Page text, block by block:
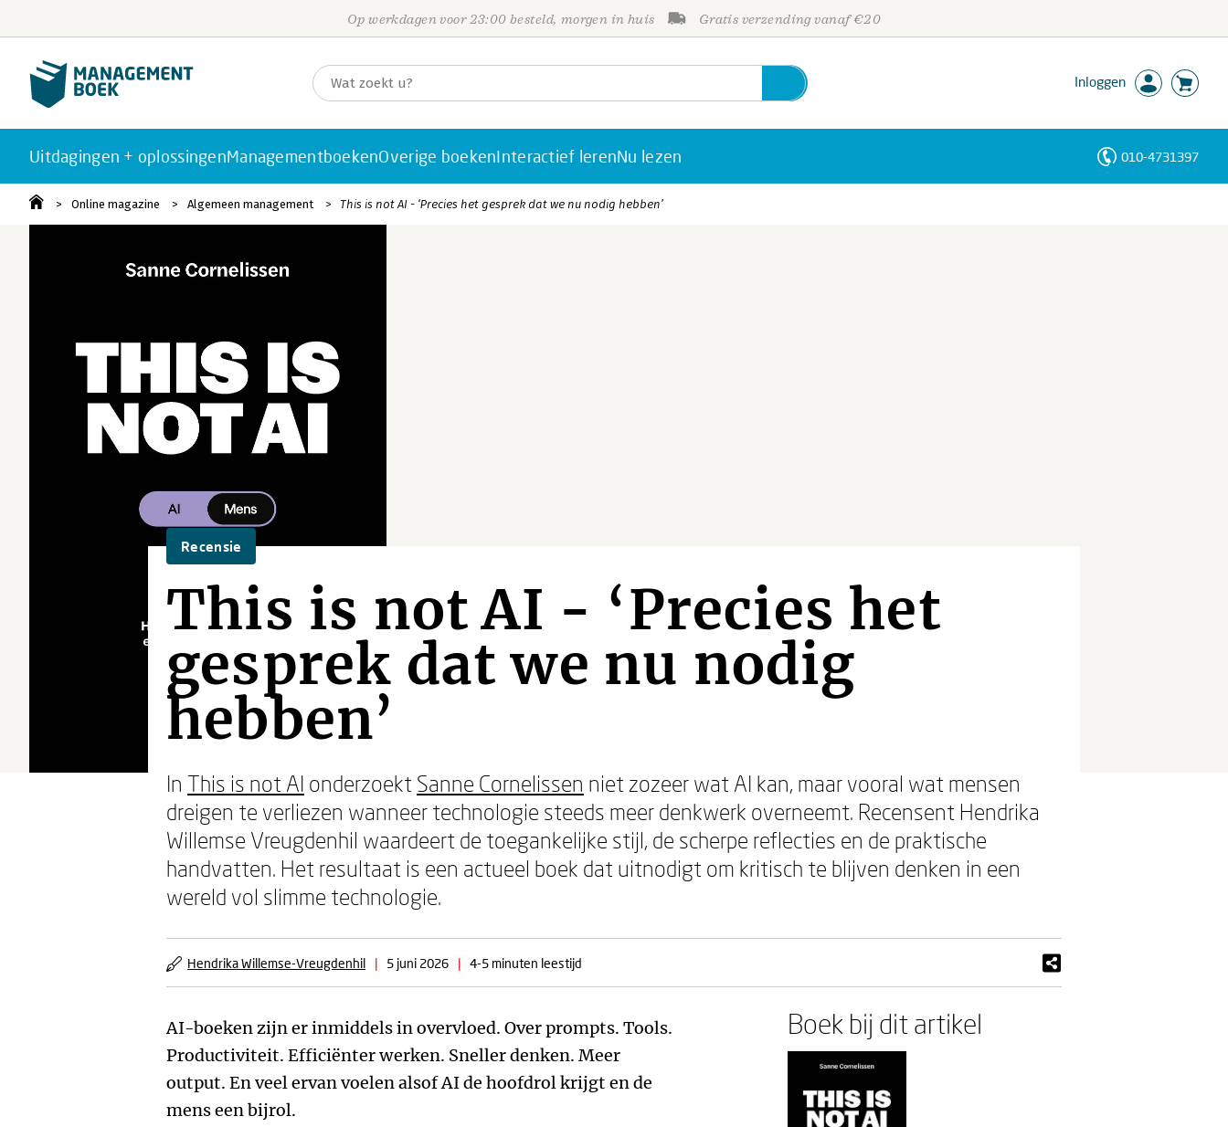
Op werkdagen voor 23:00 besteld, morgen in huis Gratis verzending vanaf €20
Inloggen
Uitdagingen + oplossingenManagementboekenOverige boekenInteractief lerenNu lezen 010-4731397
Online magazine Algemeen management This is not AI - ‘Precies het gesprek dat we nu nodig hebben’
Recensie
This is not AI - ‘Precies het
gesprek dat we nu nodig
hebben’
In This is not AI onderzoekt Sanne Cornelissen niet zozeer wat AI kan, maar vooral wat mensen
dreigen te verliezen wanneer technologie steeds meer denkwerk overneemt. Recensent Hendrika
Willemse Vreugdenhil waardeert de toegankelijke stijl, de scherpe reflecties en de praktische
handvatten. Het resultaat is een actueel boek dat uitnodigt om kritisch te blijven denken in een
wereld vol slimme technologie.
Hendrika Willemse-Vreugdenhil | 5 juni 2026 | 4-5 minuten leestijd
AI-boeken zijn er inmiddels in overvloed. Over prompts. Tools.
Productiviteit. Efficiënter werken. Sneller denken. Meer
output. En veel ervan voelen alsof AI de hoofdrol krijgt en de
mens een bijrol.
Boek bij dit artikel
Personen